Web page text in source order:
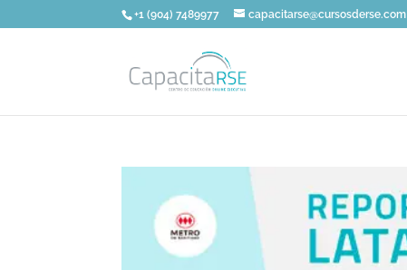
+1 (904) 7489977 capacitarse@cursosderse.com